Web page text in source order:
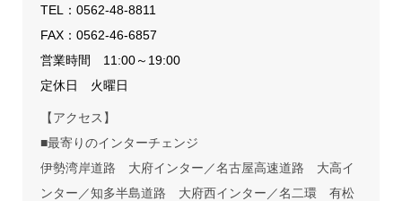
TEL： 0562-48-8811
FAX：0562-46-6857
営業時間 11:00～19:00
定休日 火曜日
【アクセス】
■最寄りのインターチェンジ
伊勢湾岸道路 大府インター／名古屋高速道路 大高イ
ンター／知多半島道路 大府西インター／名二環 有松